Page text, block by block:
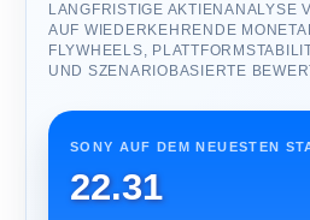
LANGFRISTIGE AKTIENANALYSE
AUF WIEDERKEHRENDE
FLYWHEELS,
UND SZENARIOBASIERTE
SONY AUF DEM NEUESTEN
22.31